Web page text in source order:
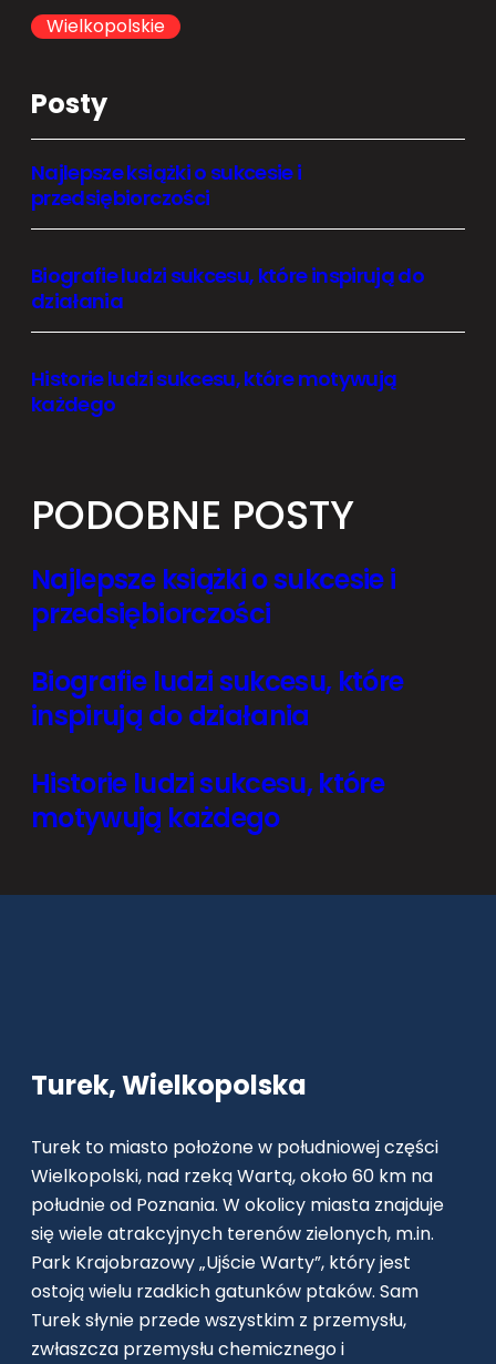
hWielkopolskie
Posty
Najlepsze książki o sukcesie i
przedsiębiorczości
Biografie ludzi sukcesu, które inspirują do
działania
Historie ludzi sukcesu, które motywują
każdego
PODOBNE POSTY
Najlepsze książki o sukcesie i
przedsiębiorczości
Biografie ludzi sukcesu, które
inspirują do działania
Historie ludzi sukcesu, które
motywują każdego
Turek, Wielkopolska
Turek to miasto położone w południowej części
Wielkopolski, nad rzeką Wartą, około 60 km na
południe od Poznania. W okolicy miasta znajduje
się wiele atrakcyjnych terenów zielonych, m.in.
Park Krajobrazowy „Ujście Warty”, który jest
ostoją wielu rzadkich gatunków ptaków. Sam
Turek słynie przede wszystkim z przemysłu,
zwłaszcza przemysłu chemicznego i